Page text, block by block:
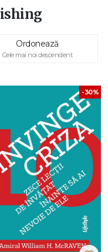
Ordonează
Cele mai noi descendent
-30%